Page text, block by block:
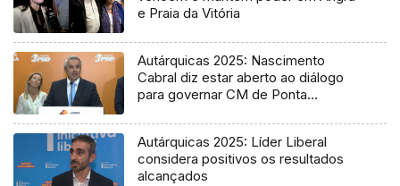
e Praia da Vitória
Autárquicas 2025: Nascimento
Cabral diz estar aberto ao diálogo
para governar CM de Ponta
Autárquicas 2025: Líder Liberal
considera positivos os resultados
alcançados